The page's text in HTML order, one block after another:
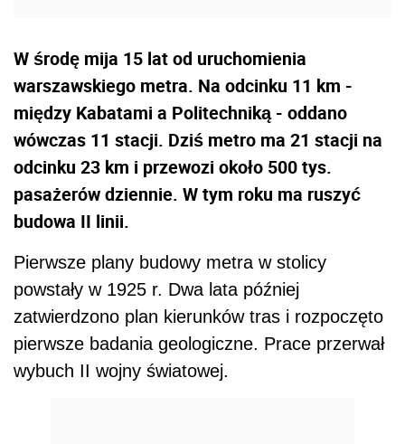
W środę mija 15 lat od uruchomienia
warszawskiego metra. Na odcinku 11 km -
między Kabatami a Politechniką - oddano
wówczas 11 stacji. Dziś metro ma 21 stacji na
odcinku 23 km i przewozi około 500 tys.
pasażerów dziennie. W tym roku ma ruszyć
budowa II linii.
Pierwsze plany budowy metra w stolicy
powstały w 1925 r. Dwa lata później
zatwierdzono plan kierunków tras i rozpoczęto
pierwsze badania geologiczne. Prace przerwał
wybuch II wojny światowej.